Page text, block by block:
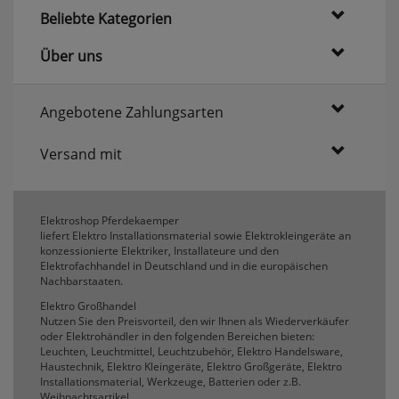
Komfortfunktionen
Persönliche Begrüßung
Dieses Cookie speichert Ihre Emailadresse, damit
Design-Cookie
ws8_pferdekaemper_01-aa_design_cookie
Speichert Informationen um bestimmte Elemente
im Design anders darstellen zu können.
Speichern des Suchbegriffes
searchvalue
Dieses Cookie speichert den einegebenen
Suchbegriff, damit Sie diesen beim Verfeinern
nicht erneut eingeben müssen.
Beliebte Kategorien
Über uns
Angebotene Zahlungsarten
Versand mit
Elektroshop Pferdekaemper
liefert Elektro Installationsmaterial sowie Elektrokleingeräte an
konzessionierte Elektriker, Installateure und den
Elektrofachhandel in Deutschland und in die europäischen
Nachbarstaaten.
Elektro Großhandel
Nutzen Sie den Preisvorteil, den wir Ihnen als Wiederverkäufer
oder Elektrohändler in den folgenden Bereichen bieten:
Leuchten, Leuchtmittel, Leuchtzubehör, Elektro Handelsware,
Haustechnik, Elektro Kleingeräte, Elektro Großgeräte, Elektro
Installationsmaterial, Werkzeuge, Batterien oder z.B.